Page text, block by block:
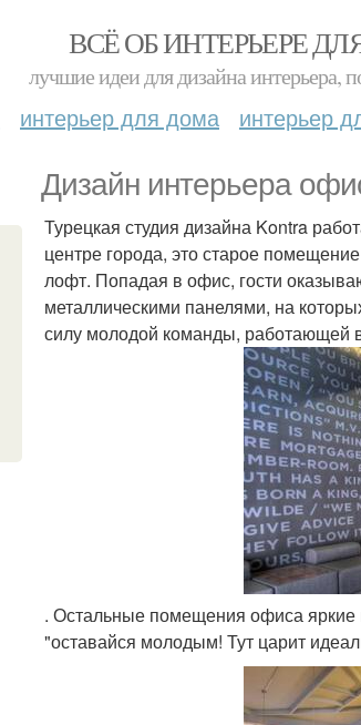
ВСЁ ОБ ИНТЕРЬЕРЕ
лучшие идеи для дизайна интерьера,
интерьер для дома интерьер
Дизайн интерьера
Турецкая студия дизайна Kontra
центре города, это старое
лофт. Попадая в офис, гости
металлическими панелями, на
силу молодой команды, работающей
. Остальные помещения офиса яркие
"оставайся молодым! Тут царит